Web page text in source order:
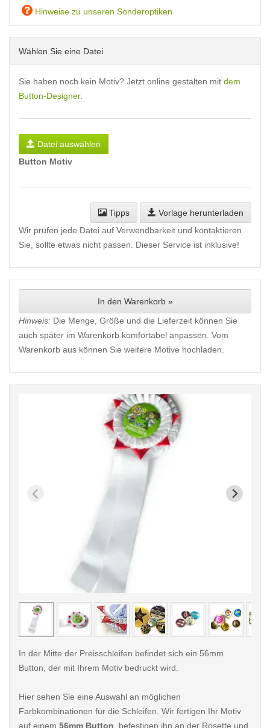
Hinweise zu unseren Sonderoptiken
Wählen Sie eine Datei
Sie haben noch kein Motiv? Jetzt online gestalten mit dem
Button-Designer.
Datei auswählen
Button Motiv
Tipps
Vorlage herunterladen
Wir prüfen jede Datei auf Verwendbarkeit und kontaktieren
Sie, sollte etwas nicht passen. Dieser Service ist inklusive!
In den Warenkorb »
Hinweis: Die Menge, Größe und die Lieferzeit können Sie
auch später im Warenkorb komfortabel anpassen. Vom
Warenkorb aus können Sie weitere Motive hochladen.
< /picture>
In der Mitte der Preisschleifen befindet sich ein 56mm
Button, der mit Ihrem Motiv bedruckt wird.
Hier sehen Sie eine Auswahl an möglichen
Farbkombinationen für die Schleifen. Wir fertigen Ihr Motiv
auf einem 56mm Button , befestigen ihn an der Rosette und